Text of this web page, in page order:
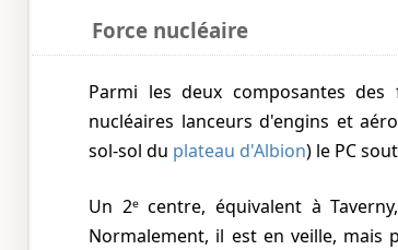
Force nucléaire
Parmi les deux composantes des forces nucléaires françaises (maritime avec sous-marins
nucléaires lanceurs d'engins et
sol-sol du plateau d'Albion) le PC
Un 2ᵉ centre, équivalent à Taverny, existe sur la Base Aérienne 942 de Lyon-Mont Verdun.
Normalement, il est en veille, mais